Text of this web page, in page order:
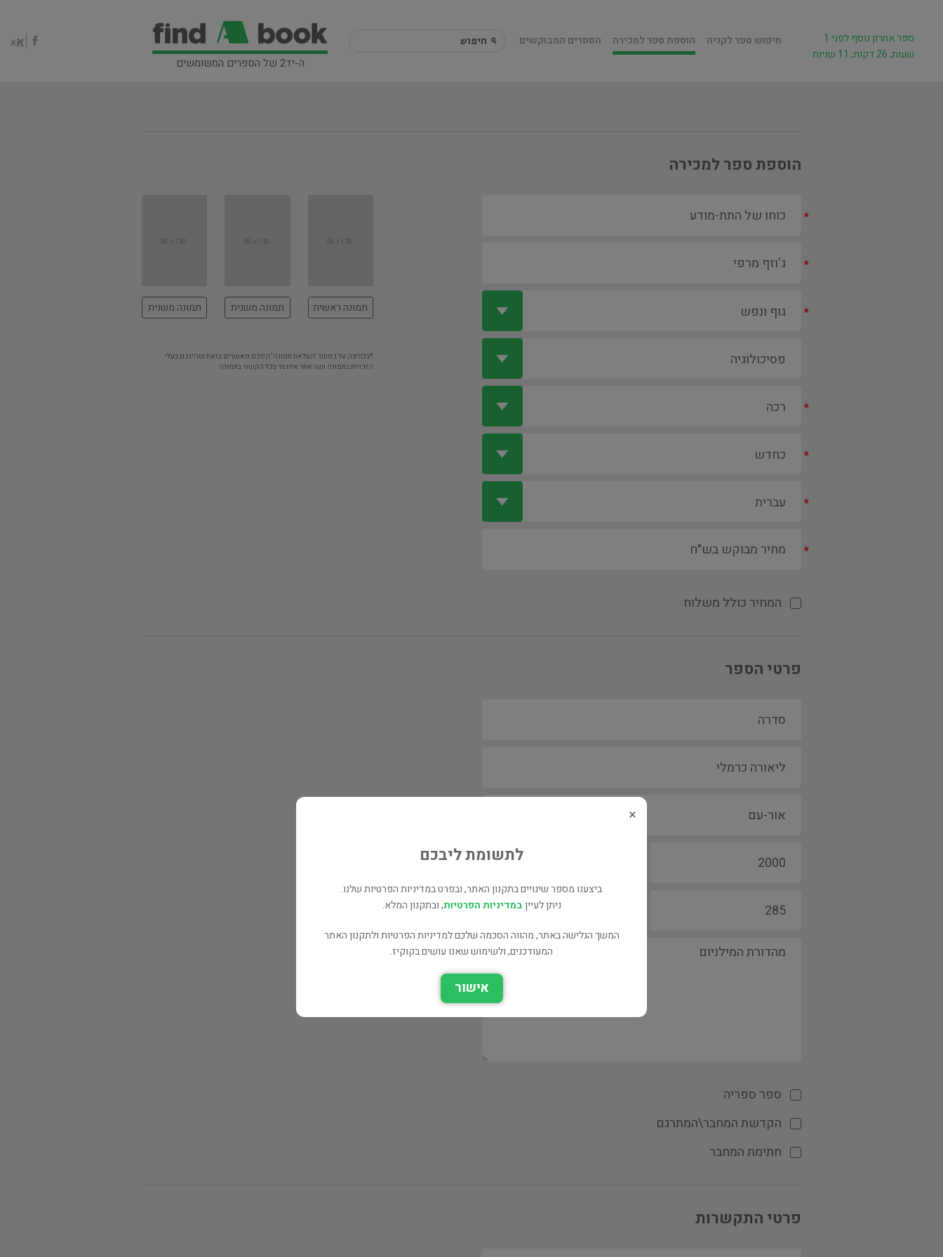
ה-יד2 של הספרים המשומשים
חיפוש ספר לקניה הוספת ספר למכירה הספרים המבוקשים
ספר אחרון נוסף לפני 1
שעות, 26 דקות, 11 שניות
הוספת ספר למכירה
*
*
*
*
*
*
*
המחיר כולל משלוח
תמונה ראשית תמונה משנית תמונה משנית
*בלחיצה על כפתור 'העלאת תמונה' הינכם מאשרים בזאת שהינכם בעלי
הזכויות בתמונה ושהאתר אינו צד בכל הקשור בתמונה
פרטי הספר
ספר ספריה
הקדשת המחבר\המתרגם
חתימת המחבר
פרטי התקשרות
×
לתשומת ליבכם
ביצענו מספר שינויים בתקנון האתר, ובפרט במדיניות הפרטיות שלנו.
ניתן לעייןבמדיניות הפרטיות, ובתקנון המלא.
המשך הגלישה באתר, מהווה הסכמה שלכם למדיניות הפרטיות ולתקנון האתר
המעודכנים, ולשימוש שאנו עושים בקוקיז.
אישור